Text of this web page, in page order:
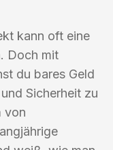
kann oft eine
Doch mit
du bares Geld
Sicherheit zu
von